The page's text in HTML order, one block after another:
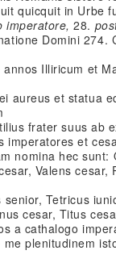
quicquit in Urbe
imperatore, 28.
Domini 274.
Illiricum et
aureus et statua
frater suus ab
imperatores et
nomina hec sunt:
Valens
senior, Tetricus
cesar, Titus
a cathalogo
plenitudinem